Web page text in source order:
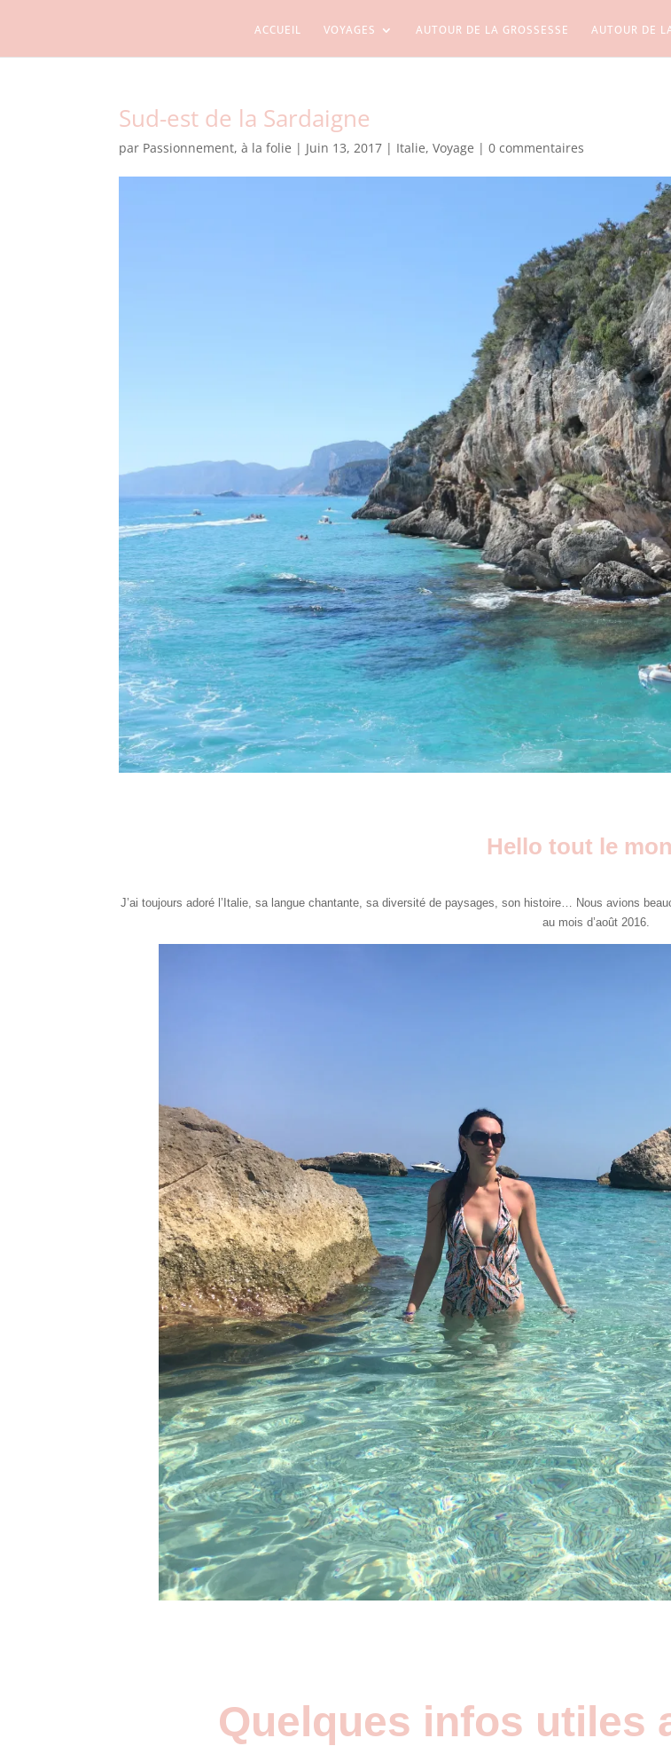
ACCUEIL VOYAGES AUTOUR DE LA GROSSESSE AUTOUR DE
Sud-est de la Sardaigne
par Passionnement, à la folie | Juin 13, 2017 | Italie,Voyage |0 commentaires
Hello tout le
J’ai toujours adoré l’Italie, sa langue chantante, sa diversité de paysages, son histoire… Nous avions
au mois d’août 2016.
Quelques infos utiles